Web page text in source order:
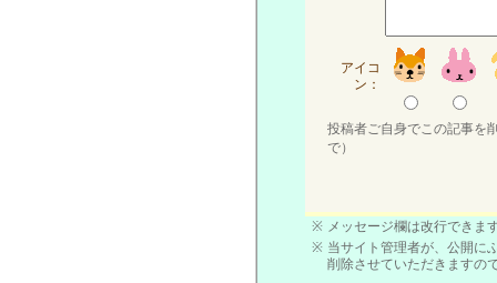
アイコ
ン：
投稿者ご自身でこの記事を
で）
※ メッセージ欄は改行できま
※ 当サイト管理者が、公開に
削除させていただきますの